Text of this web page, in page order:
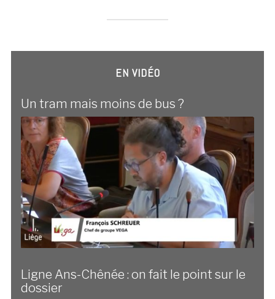
EN VIDÉO
Un tram mais moins de bus ?
Ligne Ans-Chênée : on fait le point sur le
dossier